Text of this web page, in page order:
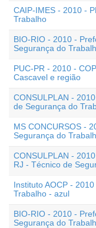
CAIP-IMES - 2010 -
Trabalho
BIO-RIO - 2010 -
Segurança do
PUC-PR - 2010 -
Cascavel e região
CONSULPLAN -
de Segurança do
MS CONCURSOS -
Segurança do
CONSULPLAN -
RJ - Técnico de
Instituto AOCP -
Trabalho - azul
BIO-RIO - 2010 -
Segurança do